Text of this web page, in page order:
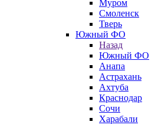
Муром
Смоленск
Тверь
Южный ФО
Назад
Южный ФО
Анапа
Астрахань
Ахтуба
Краснодар
Сочи
Харабали